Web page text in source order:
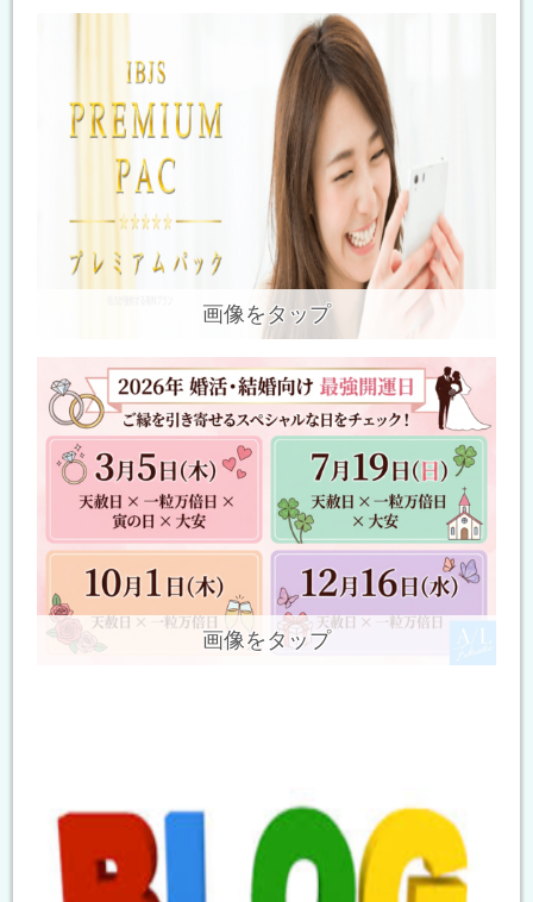
画像をタップ
画像をタップ